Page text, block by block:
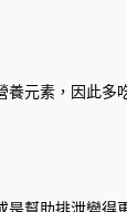
養元素，因此多